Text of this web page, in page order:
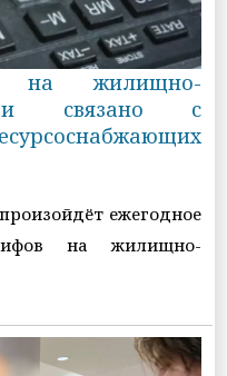
на жилищно-
связано с
ежегодное
на жилищно-